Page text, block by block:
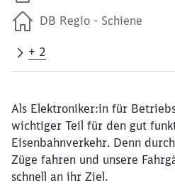
DB Regio - Schiene
+ 2
Als Elektroniker:in für
wichtiger Teil für den gut
Eisenbahnverkehr. Denn
Züge fahren und unsere
schnell an ihr Ziel.